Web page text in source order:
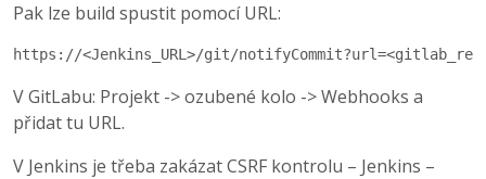
Pak lze build spustit pomocí URL:
https://<Jenkins_URL>/git/
V GitLabu: Projekt -> ozubené kolo -> Webhooks a
přidat tu URL.
V Jenkins je třeba zakázat CSRF kontrolu – Jenkins –